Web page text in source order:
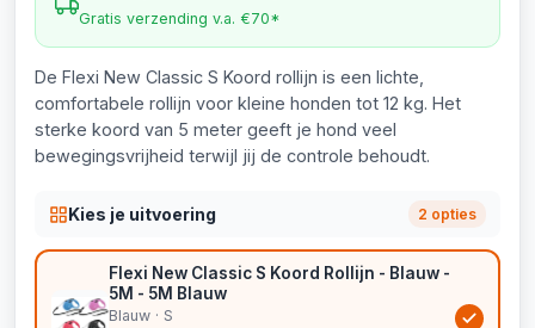
Gratis verzending v.a. €70*
De Flexi New Classic S Koord rollijn is een lichte,
comfortabele rollijn voor kleine honden tot 12 kg. Het
sterke koord van 5 meter geeft je hond veel
bewegingsvrijheid terwijl jij de controle behoudt.
Kies je uitvoering 2 opties
Flexi New Classic S Koord Rollijn - Blauw -
5M - 5M Blauw
Blauw · S